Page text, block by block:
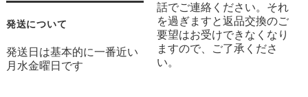
発送について
発送日は基本的に一番近い
月水金曜日です
話でご連絡ください。それ
を過ぎますと返品交換のご
要望はお受けできなくなり
ますので、ご了承くださ
い。